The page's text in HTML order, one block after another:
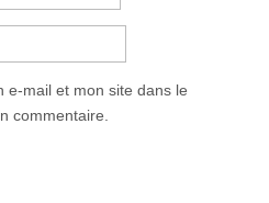
e-mail et mon site dans le
commentaire.